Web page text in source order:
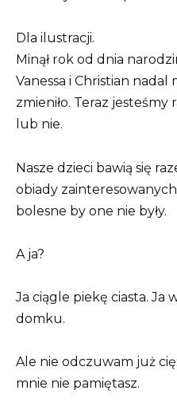
Dla ilustracji.
Minął rok od dnia
Vanessa i Christian nadal
zmieniło. Teraz
lub nie.
Nasze dzieci bawią się
obiady
bolesne by one nie były.
A ja?
Ja ciągle piekę ciasta. Ja
domku.
Ale nie odczuwam już
mnie nie pamiętasz.